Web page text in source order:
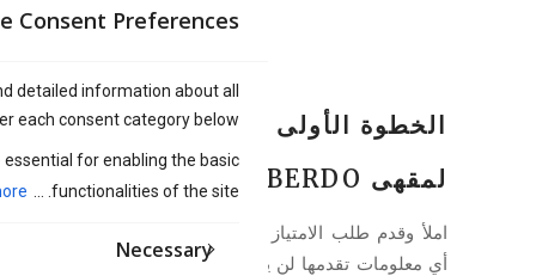
Consent Preferences
detailed information about all
each consent category below.
for enabling the basic
functionalities of the site. ...
Necessary
الخطوة الأولى لتصبح مالكاً
لمقهى AMBERDO
املأ وقدم طلب الامتياز في أعلى هذه الصفحة.
أي معلومات تقدمها لن يتم مشاركتها مع أطراف